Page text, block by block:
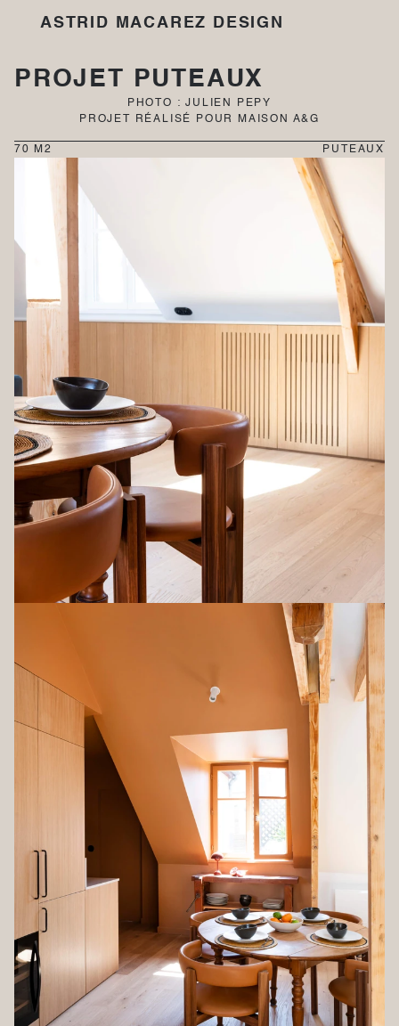
ASTRID MACAREZ DESIGN
PROJET PUTEAUX
PHOTO : JULIEN PEPY
PROJET RÉALISÉ POUR MAISON A&G
70 M2 PUTEAUX